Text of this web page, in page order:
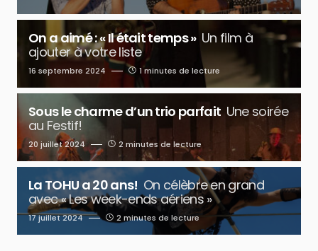
On a aimé : « Il était temps » Un film à
ajouter à votre liste
16 septembre 2024 1 minutes de lecture
Sous le charme d’un trio parfait Une soirée
au Festif!
20 juillet 2024 2 minutes de lecture
La TOHU a 20 ans! On célèbre en grand
avec « Les week-ends aériens »
17 juillet 2024 2 minutes de lecture